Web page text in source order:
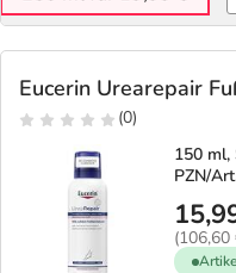
Eucerin Urearepair
(0)
150 ml,
PZN/
(106,60